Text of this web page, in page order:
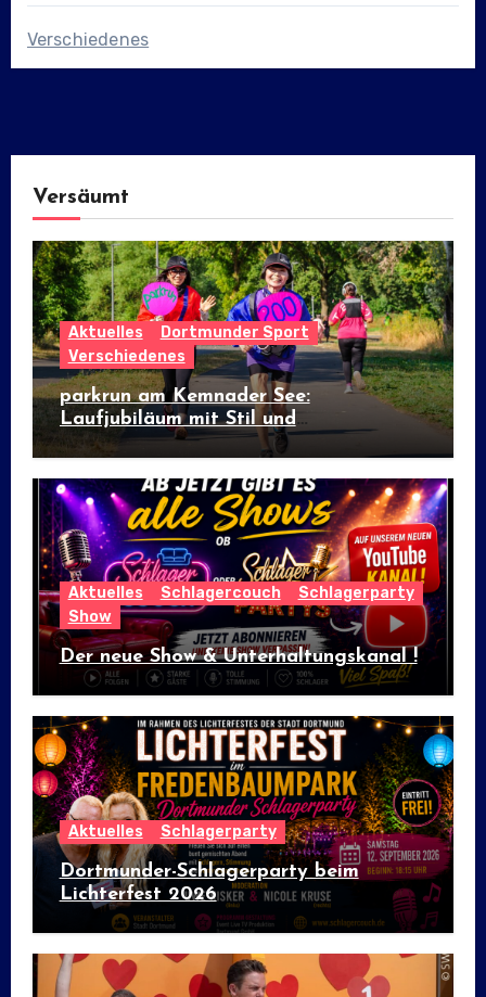
Verschiedenes
Versäumt
Aktuelles
Dortmunder Sport
Verschiedenes
parkrun am Kemnader See:
Laufjubiläum mit Stil und
internationalem Flair
Aktuelles Schlagercouch
Schlagerparty
Show
Der neue Show & Unterhaltungskanal !
Aktuelles Schlagerparty
Dortmunder-Schlagerparty beim
Lichterfest 2026